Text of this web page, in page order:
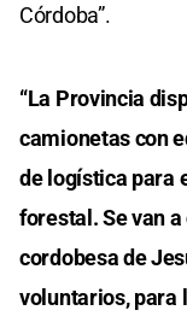
Córdoba”.
“La Provincia
camionetas con
de logística para
forestal. Se van
cordobesa de
voluntarios, para